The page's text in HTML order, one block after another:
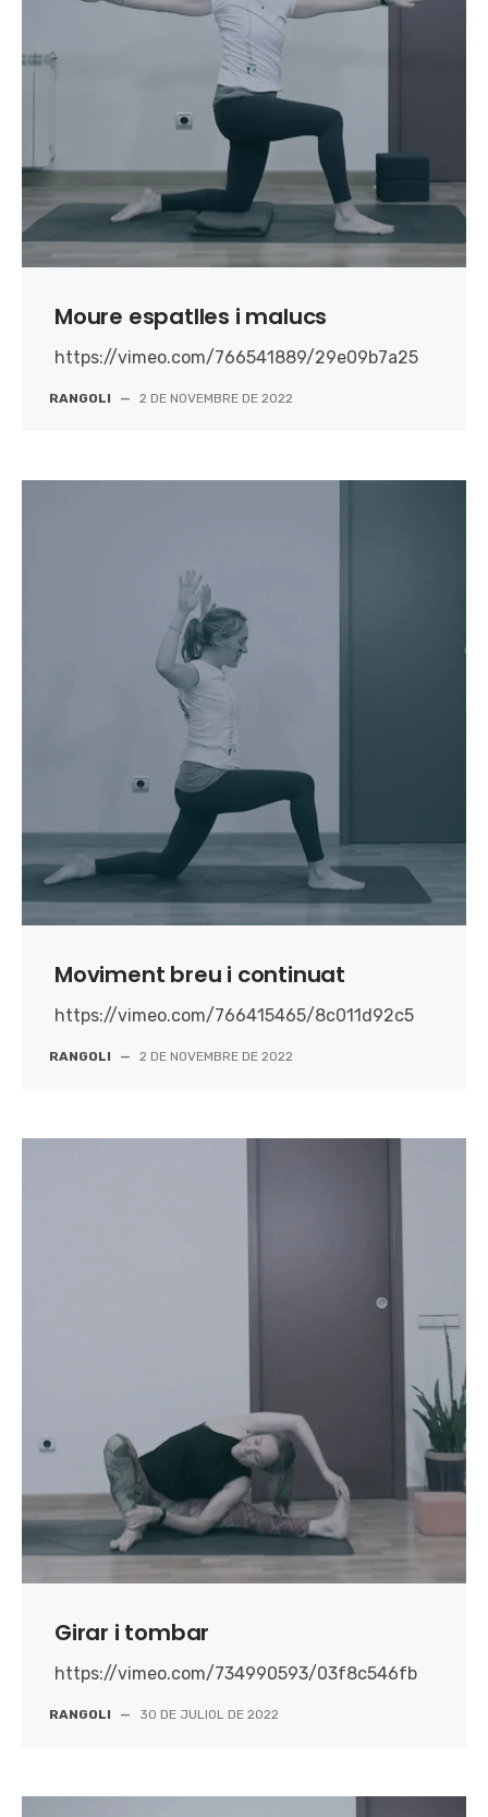
Moure espatlles i malucs
https://vimeo.com/766541889/29e09b7a25
RANGOLI — 2 DE NOVEMBRE DE 2022
Moviment breu i continuat
https://vimeo.com/766415465/8c011d92c5
RANGOLI — 2 DE NOVEMBRE DE 2022
Girar i tombar
https://vimeo.com/734990593/03f8c546fb
RANGOLI — 30 DE JULIOL DE 2022